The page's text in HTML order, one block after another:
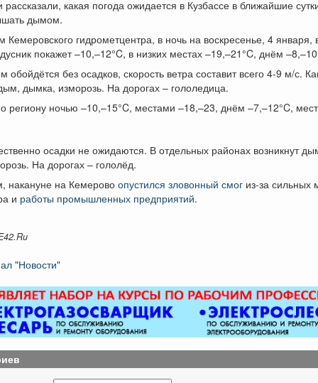
рассказали, какая погода ожидается в Кузбассе в ближайшие
дымом.
гидрометцентра, в ночь на воскресенье, 4 января,
покажет –10,–12°C, в низких местах –19,–21°C, днём
обойдётся без осадков, скорость ветра составит всего 4-9 м/с.
дымка, изморозь. На дорогах – гололедица.
региону ночью –10,–15°C, местами –18,–23, днём –7,–12°C,
осадки не ожидаются. В отдельных районах возникнут
На дорогах – гололёд.
накануне на Кемерово опустился зловонный смогиз-за сильных
и работы промышленных предприятий.
"Новости"